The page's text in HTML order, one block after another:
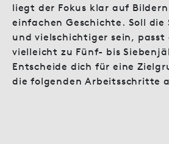
liegt der Fokus klar auf
einfachen Geschichte. Soll die
und vielschichtiger sein, passt
vielleicht zu Fünf- bis
Entscheide dich für eine
die folgenden Arbeitsschritte